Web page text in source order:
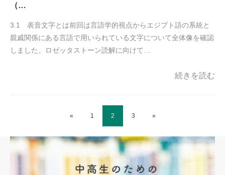
（…
3.1 表音文字とは前回は言語学的視点からエジプト語の系統と
親戚関係にある言語で用いられている文字について全体像を確認
しました。ロゼッタストーン読解に向けて…
続きを読む
« 1 2 3 »